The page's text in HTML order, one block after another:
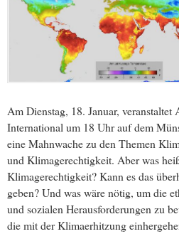
Am Dienstag, 18. Januar, veranstaltet
International um 18 Uhr auf dem
eine Mahnwache zu den Themen
und Klimagerechtigkeit. Aber was
Klimagerechtigkeit? Kann es das
geben? Und was wäre nötig, um die
und sozialen Herausforderungen zu
die mit der Klimaerhitzung